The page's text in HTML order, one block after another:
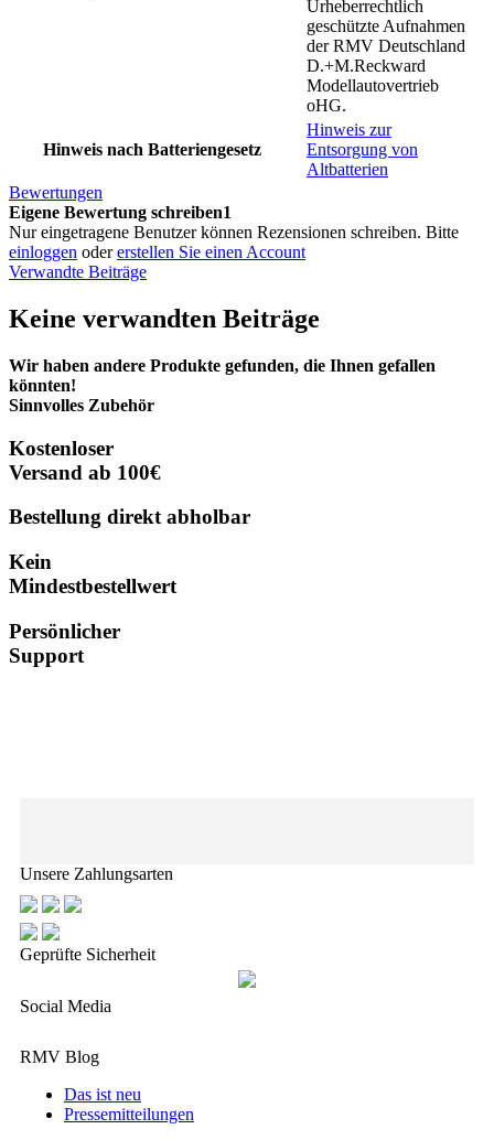
Urheberrechtlich
geschützte Aufnahmen
der RMV Deutschland
D.+M.Reckward
Modellautovertrieb
oHG.
Hinweis nach Batteriengesetz
Hinweis zur
Entsorgung von
Altbatterien
Bewertungen
Eigene Bewertung schreiben1
Nur eingetragene Benutzer können Rezensionen schreiben. Bitte
einloggen odererstellen Sie einen Account
Verwandte Beiträge
Keine verwandten Beiträge
Wir haben andere Produkte gefunden, die Ihnen gefallen
könnten!
Sinnvolles Zubehör
Kostenloser
Versand ab 100€
Bestellung direkt abholbar
Kein
Mindestbestellwert
Persönlicher
Support
Unsere Zahlungsarten
Geprüfte Sicherheit
Social Media
RMV Blog
Das ist neu
Pressemitteilungen